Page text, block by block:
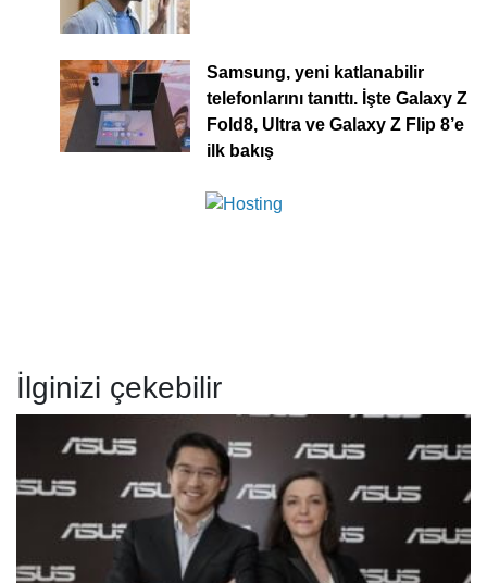
Samsung, yeni katlanabilir
telefonlarını tanıttı. İşte Galaxy Z
Fold8, Ultra ve Galaxy Z Flip 8’e
ilk bakış
İlginizi çekebilir